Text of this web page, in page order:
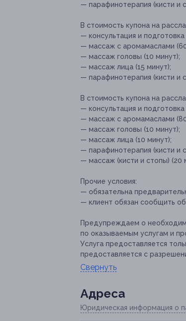
— парафинотерапия (кисти и
В стоимость купона на
— консультация и подготовка
— массаж с аромамаслами
— массаж головы (10 минут);
— массаж лица (15 минут);
— парафинотерапия (кисти и
В стоимость купона на
— консультация и подготовка
— массаж с аромамаслами
— массаж головы (10 минут);
— массаж лица (10 минут);
— парафинотерапия (кисти и
— массаж (кисти и стопы) (20
Прочие условия:
— обязательна
— клиент обязан сообщить
Предупреждаем о
по оказываемым услугам и
Услуга предоставляется
предоставляется с
Свернуть
Адресa
Юридическая информация о